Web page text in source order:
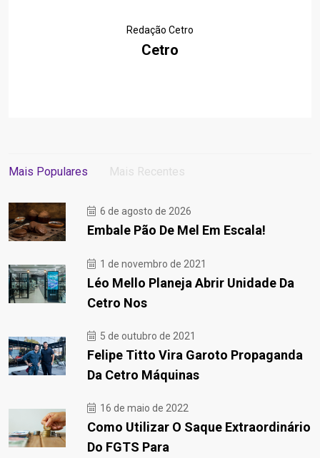
Redação Cetro
Cetro
Mais Populares Mais Recentes
6 de agosto de 2026
Embale Pão De Mel Em Escala!
1 de novembro de 2021
Léo Mello Planeja Abrir Unidade Da
Cetro Nos
5 de outubro de 2021
Felipe Titto Vira Garoto Propaganda
Da Cetro Máquinas
16 de maio de 2022
Como Utilizar O Saque Extraordinário
Do FGTS Para